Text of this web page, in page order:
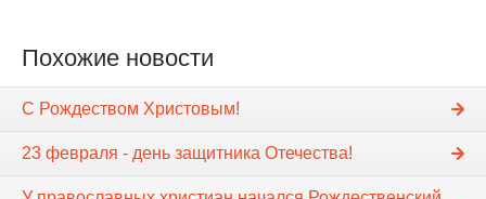
Похожие новости
С Рождеством Христовым!
23 февраля - день защитника Отечества!